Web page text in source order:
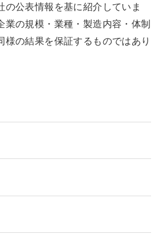
公表情報を基に紹介していま
業の規模・業種・製造内容・体制
様の結果を保証するものではあり